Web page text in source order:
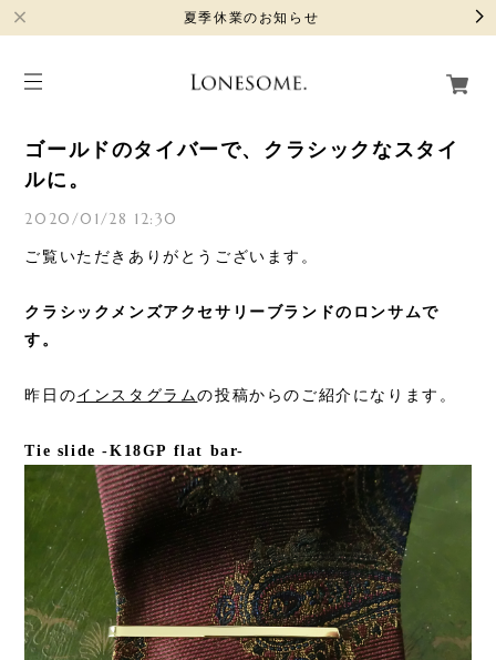
夏季休業のお知らせ
ゴールドのタイバーで、クラシックなスタイ
ルに。
2020/01/28 12:30
ご覧いただきありがとうございます。
クラシックメンズアクセサリーブランドのロンサムで
す。
昨日のインスタグラムの投稿からのご紹介になります。
Tie slide -K18GP flat bar-